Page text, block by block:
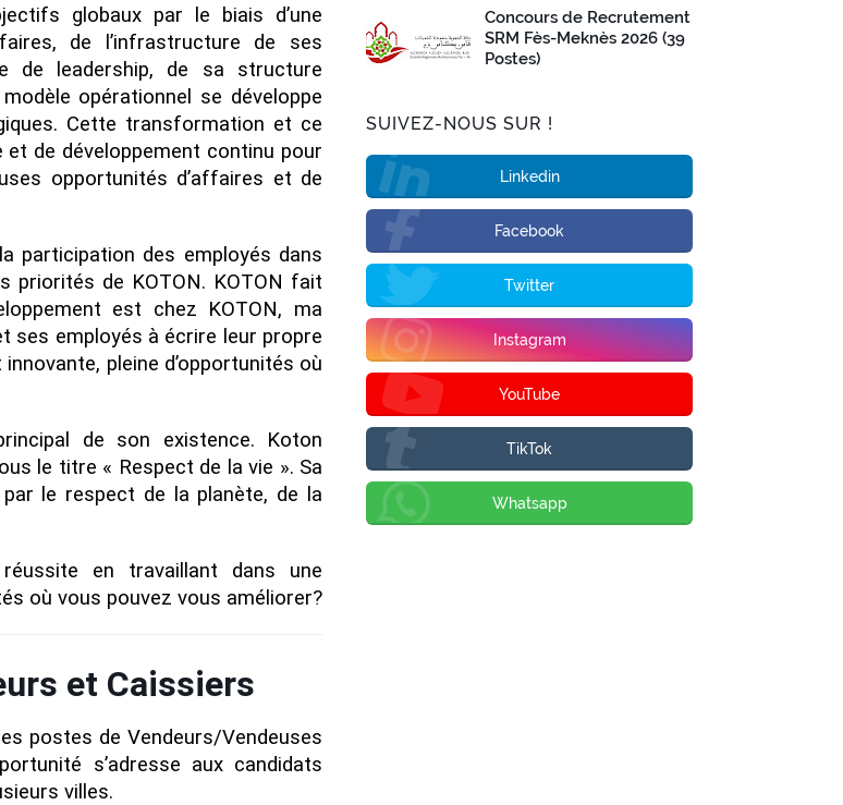
globaux par le biais d’une
de l’infrastructure de ses
de leadership, de sa structure
opérationnel se développe
Cette transformation et ce
de développement continu pour
opportunités d’affaires et de
participation des employés dans
priorités de KOTON. KOTON fait
est chez KOTON, ma
ses employés à écrire leur propre
pleine d’opportunités où
de son existence. Koton
le titre « Respect de la vie ». Sa
le respect de la planète, de la
en travaillant dans une
où vous pouvez vous améliorer?
et Caissiers
postes de Vendeurs/Vendeuses
s’adresse aux candidats
villes.
Concours de Recrutement
SRM Fès-Meknès 2026 (39
Postes)
SUIVEZ-NOUS SUR !
Linkedin
Facebook
Twitter
Instagram
YouTube
TikTok
Whatsapp